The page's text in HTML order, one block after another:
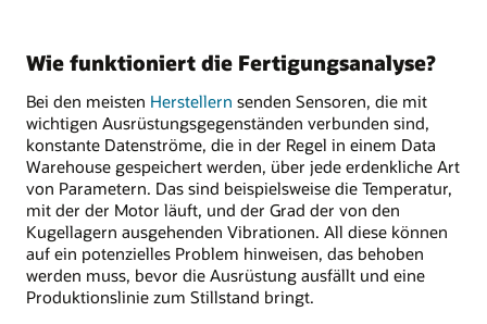
Wie funktioniert die Fertigungsanalyse?
Bei den meisten Herstellern senden Sensoren, die mit
wichtigen Ausrüstungsgegenständen verbunden sind,
konstante Datenströme, die in der Regel in einem Data
Warehouse gespeichert werden, über jede erdenkliche Art
von Parametern. Das sind beispielsweise die Temperatur,
mit der der Motor läuft, und der Grad der von den
Kugellagern ausgehenden Vibrationen. All diese können
auf ein potenzielles Problem hinweisen, das behoben
werden muss, bevor die Ausrüstung ausfällt und eine
Produktionslinie zum Stillstand bringt.